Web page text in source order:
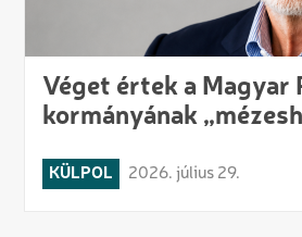
Véget értek a Magyar
kormányának
KÜLPOL 2026. július 29.